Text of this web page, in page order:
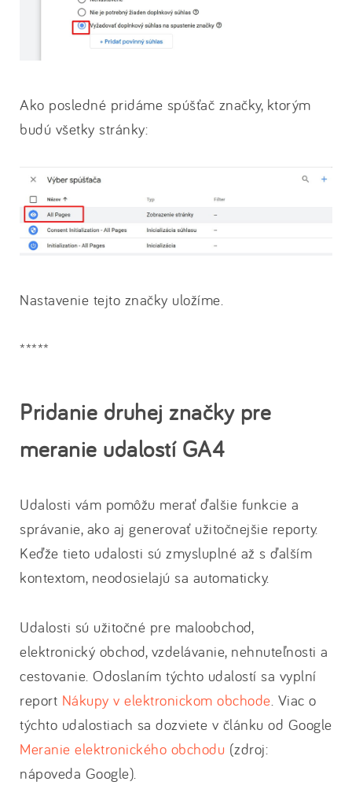
Ako posledné pridáme spúšťač značky, ktorým
budú všetky stránky:
Nastavenie tejto značky uložíme.
*****
Pridanie druhej značky pre
meranie udalostí GA4
Udalosti vám pomôžu merať ďalšie funkcie a
správanie, ako aj generovať užitočnejšie reporty.
Keďže tieto udalosti sú zmysluplné až s ďalším
kontextom, neodosielajú sa automaticky.
Udalosti sú užitočné pre maloobchod,
elektronický obchod, vzdelávanie, nehnuteľnosti a
cestovanie. Odoslaním týchto udalostí sa vyplní
report Nákupy v elektronickom obchode. Viac o
týchto udalostiach sa dozviete v článku od Google
Meranie elektronického obchodu (zdroj:
nápoveda Google).